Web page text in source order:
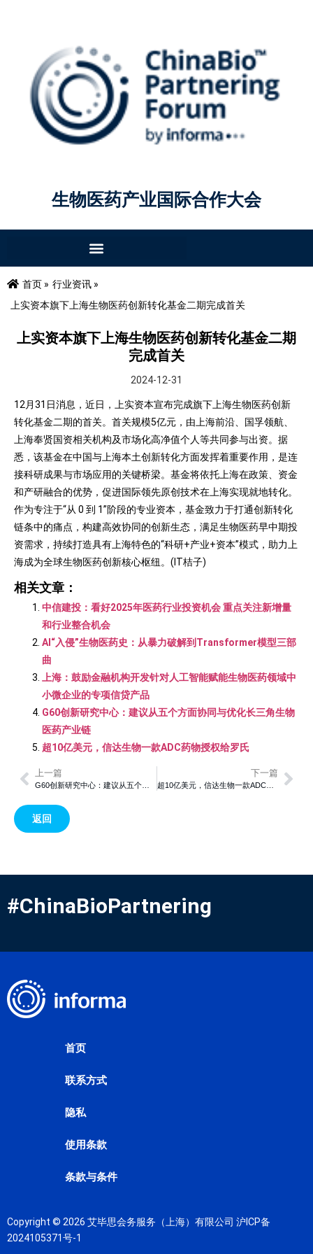
生物医药产业国际合作大会
首页 » 行业资讯 »
上实资本旗下上海生物医药创新转化基金二期完成首关
上实资本旗下上海生物医药创新转化基金二期
完成首关
2024-12-31
12月31日消息，近日，上实资本宣布完成旗下上海生物医药创新
转化基金二期的首关。首关规模5亿元，由上海前沿、国孚领航、
上海奉贤国资相关机构及市场化高净值个人等共同参与出资。据
悉，该基金在中国与上海本土创新转化方面发挥着重要作用，是连
接科研成果与市场应用的关键桥梁。基金将依托上海在政策、资金
和产研融合的优势，促进国际领先原创技术在上海实现就地转化。
作为专注于“从 0 到 1”阶段的专业资本，基金致力于打通创新转化
链条中的痛点，构建高效协同的创新生态，满足生物医药早中期投
资需求，持续打造具有上海特色的“科研+产业+资本”模式，助力上
海成为全球生物医药创新核心枢纽。(IT桔子)
相关文章：
中信建投：看好2025年医药行业投资机会 重点关注新增量
和行业整合机会
AI“入侵”生物医药史：从暴力破解到Transformer模型三部
曲
上海：鼓励金融机构开发针对人工智能赋能生物医药领域中
小微企业的专项信贷产品
G60创新研究中心：建议从五个方面协同与优化长三角生物
医药产业链
超10亿美元，信达生物一款ADC药物授权给罗氏
上一篇
G60创新研究中心：建议从五个方面协同与优化长三角生物医药产业链
下一篇
超10亿美元，信达生物一款ADC药物授权给罗氏
返回
#ChinaBioPartnering
首页
联系方式
隐私
使用条款
条款与条件
Copyright © 2026 艾毕思会务服务（上海）有限公司 沪ICP备
2024105371号-1